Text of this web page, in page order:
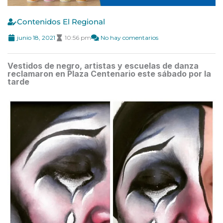
Contenidos El Regional
junio 18, 2021 10:56 pm No hay comentarios
Vestidos de negro, artistas y escuelas de danza
reclamaron en Plaza Centenario este sábado por la
tarde